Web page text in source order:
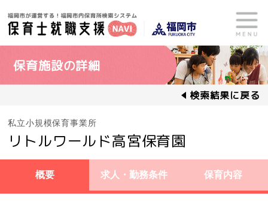
保育施設の詳細
検索結果に戻る
私立小規模保育事業所
リトルワールド高宮保育園
概要 求人・勤務条件 保育内容